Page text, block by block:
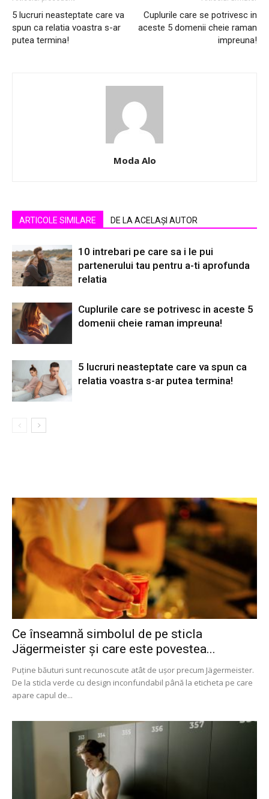
5 lucruri neasteptate care va
spun ca relatia voastra s-ar
putea termina!
Cuplurile care se potrivesc in
aceste 5 domenii cheie raman
impreuna!
Moda Alo
ARTICOLE SIMILARE DE LA ACELAȘI AUTOR
10 intrebari pe care sa i le pui
partenerului tau pentru a-ti aprofunda
relatia
Cuplurile care se potrivesc in aceste 5
domenii cheie raman impreuna!
5 lucruri neasteptate care va spun ca
relatia voastra s-ar putea termina!
Ce înseamnă simbolul de pe sticla
Jägermeister și care este povestea...
Puține băuturi sunt recunoscute atât de ușor precum Jägermeister.
De la sticla verde cu design inconfundabil până la eticheta pe care
apare capul de...